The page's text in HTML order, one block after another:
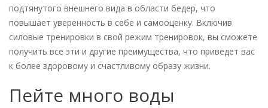
подтянутого внешнего вида в области бедер, что
повышает уверенность в себе и самооценку. Включив
силовые тренировки в свой режим тренировок, вы сможете
получить все эти и другие преимущества, что приведет вас
к более здоровому и счастливому образу жизни.
Пейте много воды